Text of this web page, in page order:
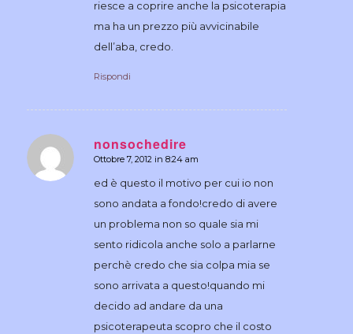
riesce a coprire anche la psicoterapia
ma ha un prezzo più avvicinabile
dell’aba, credo.
Rispondi
nonsochedire
dice:
Ottobre 7, 2012 in 8:24 am
ed è questo il motivo per cui io non
sono andata a fondo!credo di avere
un problema non so quale sia mi
sento ridicola anche solo a parlarne
perchè credo che sia colpa mia se
sono arrivata a questo!quando mi
decido ad andare da una
psicoterapeuta scopro che il costo